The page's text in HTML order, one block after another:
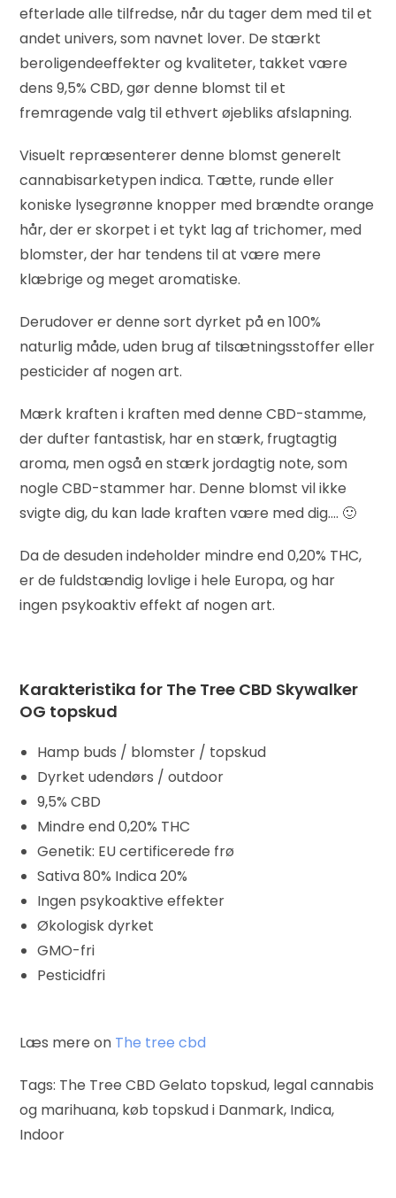
efterlade alle tilfredse, når du tager dem med til et
andet univers, som navnet lover. De stærkt
beroligendeeffekter og kvaliteter, takket være
dens 9,5% CBD, gør denne blomst til et
fremragende valg til ethvert øjebliks afslapning.
Visuelt repræsenterer denne blomst generelt
cannabisarketypen indica. Tætte, runde eller
koniske lysegrønne knopper med brændte orange
hår, der er skorpet i et tykt lag af trichomer, med
blomster, der har tendens til at være mere
klæbrige og meget aromatiske.
Derudover er denne sort dyrket på en 100%
naturlig måde, uden brug af tilsætningsstoffer eller
pesticider af nogen art.
Mærk kraften i kraften med denne CBD-stamme,
der dufter fantastisk, har en stærk, frugtagtig
aroma, men også en stærk jordagtig note, som
nogle CBD-stammer har. Denne blomst vil ikke
svigte dig, du kan lade kraften være med dig…. 🙂
Da de desuden indeholder mindre end 0,20% THC,
er de fuldstændig lovlige i hele Europa, og har
ingen psykoaktiv effekt af nogen art.
Karakteristika for The Tree CBD Skywalker
OG topskud
Hamp buds / blomster / topskud
Dyrket udendørs / outdoor
9,5% CBD
Mindre end 0,20% THC
Genetik: EU certificerede frø
Sativa 80% Indica 20%
Ingen psykoaktive effekter
Økologisk dyrket
GMO-fri
Pesticidfri
Læs mere on The tree cbd
Tags: The Tree CBD Gelato topskud, legal cannabis
og marihuana, køb topskud i Danmark, Indica,
Indoor